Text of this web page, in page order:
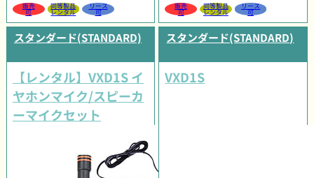
販売
可
同等製品
レンタル
リース
可
販売
可
同等製品
レンタル
リース
可
スタンダード(STANDARD)
【レンタル】VXD1S イ
ヤホンマイク/スピーカ
ーマイクセット
スタンダード(STANDARD)
VXD1S